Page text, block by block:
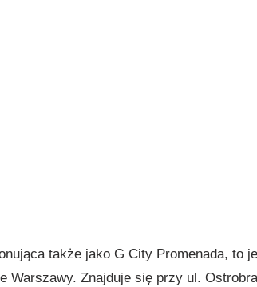
także jako G City Promenada, to
Warszawy. Znajduje się przy ul.